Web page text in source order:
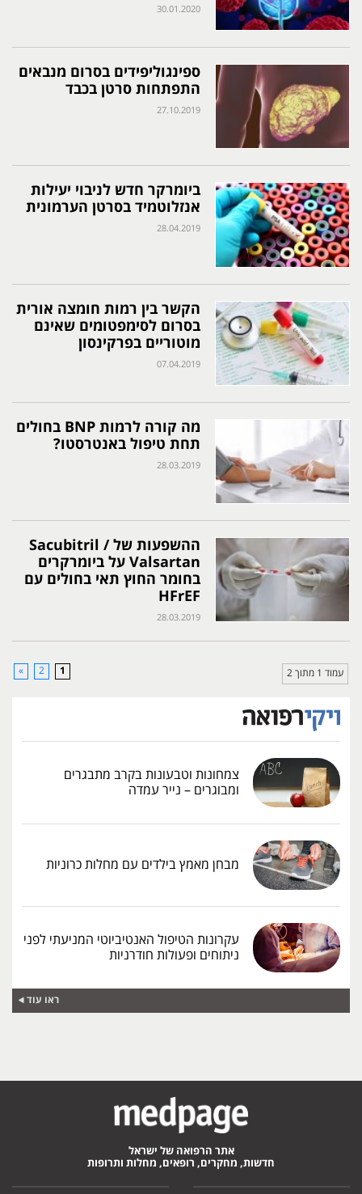
30.01.2020
ספינגוליפידים בסרום מנבאים
התפתחות סרטן בכבד
27.10.2019
ביומרקר חדש לניבוי יעילות
אנזלוטמיד בסרטן הערמונית
28.04.2019
הקשר בין רמות חומצה אורית
בסרום לסימפטומים שאינם
מוטוריים בפרקינסון
07.04.2019
מה קורה לרמות BNP בחולים
תחת טיפול באנטרסטו?
28.03.2019
ההשפעות של Sacubitril /
Valsartan על ביומרקרים
בחומר החוץ תאי בחולים עם
HFrEF
28.03.2019
עמוד 1 מתוך 2 1
2
»
צמחונות וטבעונות בקרב מתבגרים
ומבוגרים – נייר עמדה
מבחן מאמץ בילדים עם מחלות כרוניות
עקרונות הטיפול האנטיביוטי המניעתי לפני
ניתוחים ופעולות חודרניות
ראו עוד
אתר הרפואה של ישראל
חדשות, מחקרים, רופאים, מחלות ותרופות